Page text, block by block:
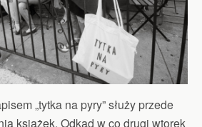
„tytka na pyry” służy przede
książek. Odkąd w co drugi wtorek